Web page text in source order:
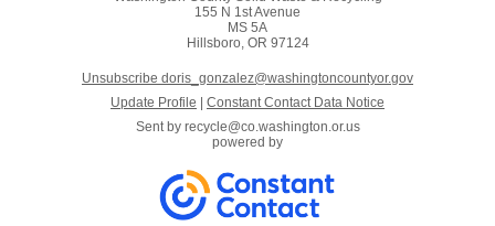
155 N 1st Avenue
MS 5A
Hillsboro, OR 97124
Unsubscribe doris_gonzalez@washingtoncountyor.gov
Update Profile
Constant Contact Data Notice
Sent by recycle@co.washington.or.us
powered by